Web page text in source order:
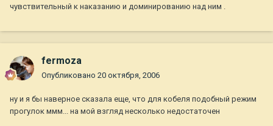
чувствительный к наказанию и доминированию над ним .
fermoza
Опубликовано 20 октября, 2006
ну и я бы наверное сказала еще, что для кобеля подобный режим
прогулок ммм... на мой взгляд несколько недостаточен